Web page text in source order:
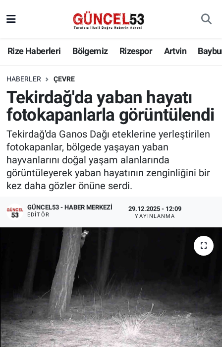
Rize Haberleri Bölgemiz Rizespor Artvin
HABERLER ÇEVRE
Tekirdağ'da yaban hayatı
fotokapanlarla görüntülendi
Tekirdağ'da Ganos Dağı eteklerine yerleştirilen
fotokapanlar, bölgede yaşayan yaban
hayvanlarını doğal yaşam alanlarında
görüntüleyerek yaban hayatının zenginliğini bir
kez daha gözler önüne serdi.
GÜNCEL53 - HABER MERKEZI
EDITÖR
29.12.2025 - 12:09
YAYINLANMA